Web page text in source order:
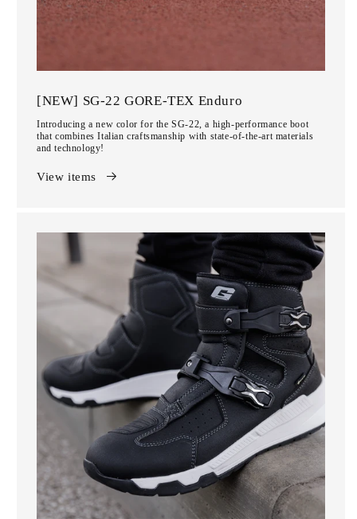
[NEW] SG-22 GORE-TEX Enduro
Introducing a new color for the SG-22, a high-performance boot
that combines Italian craftsmanship with state-of-the-art materials
and technology!
View items